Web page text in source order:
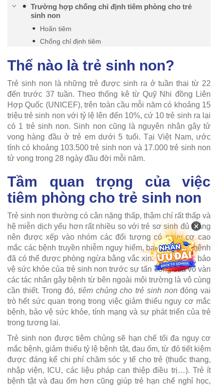
Trường hợp chống chỉ định tiêm phòng cho trẻ
sinh non
Hoãn tiêm
Chống chỉ định tiêm
Thế nào là trẻ sinh non?
Trẻ sinh non là những trẻ được sinh ra ở tuần thai từ 22
đến trước 37 tuần. Theo thống kê từ Quỹ Nhi đồng Liên
Hợp Quốc (UNICEF), trên toàn cầu mỗi năm có khoảng 15
triệu trẻ sinh non với tỷ lệ lên đến 10%, cứ 10 trẻ sinh ra lại
có 1 trẻ sinh non. Sinh non cũng là nguyên nhân gây tử
vong hàng đầu ở trẻ em dưới 5 tuổi. Tại Việt Nam, ước
tính có khoảng 103.500 trẻ sinh non và 17.000 trẻ sinh non
tử vong trong 28 ngày đầu đời mỗi năm.
Tầm quan trọng của việc
tiêm phòng cho trẻ sinh non
Trẻ sinh non thường có cân nặng thấp, thậm chí rất thấp và
hệ miễn dịch yếu hơn rất nhiều so với trẻ sơ sinh đủ tháng
nên được xếp vào nhóm các đối tượng có nguy cơ cao
mắc các bệnh truyền nhiễm nguy hiểm, bao gồm các bệnh
đã có thể được phòng ngừa bằng vắc xin. Do đó, việc bảo
vệ sức khỏe của trẻ sinh non trước sự tấn công của vô vàn
các tác nhân gây bệnh từ bên ngoài môi trường là vô cùng
cần thiết. Trong đó, tiêm chủng cho trẻ sinh non đóng vai
trò hết sức quan trọng trong việc giảm thiểu nguy cơ mắc
bệnh, bảo vệ sức khỏe, tính mạng và sự phát triển của trẻ
trong tương lai.
Trẻ sinh non được tiêm chủng sẽ hạn chế tối đa nguy cơ
mắc bệnh, giảm thiểu tỷ lệ bệnh tật, đau ốm, từ đó tiết kiệm
được đáng kể chi phí chăm sóc y tế cho trẻ (thuốc thang,
nhập viện, ICU, các liệu pháp can thiệp điều trị…). Trẻ ít
bệnh tật và đau ốm hơn cũng giúp trẻ hạn chế nghỉ học,
×